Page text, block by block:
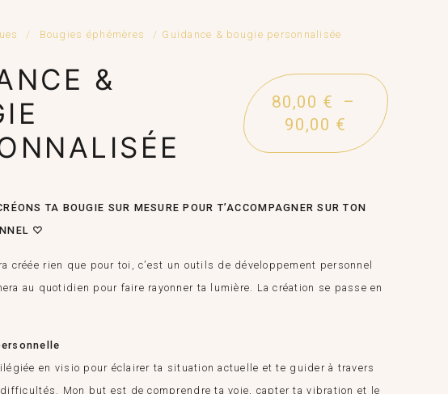
/ Bougies éphémères / Guidance & bougie personnalisée
&
80,00 €
–
90,00 € Plage
de
à
TA BOUGIE SUR MESURE POUR T’ACCOMPAGNER SUR TON
♡
créée rien que pour toi, c’est un outils de développement personnel
au quotidien pour faire rayonner ta lumière. La création se passe en
en visio pour éclairer ta situation actuelle et te guider à travers
Mon but est de comprendre ta voie, capter ta vibration et le